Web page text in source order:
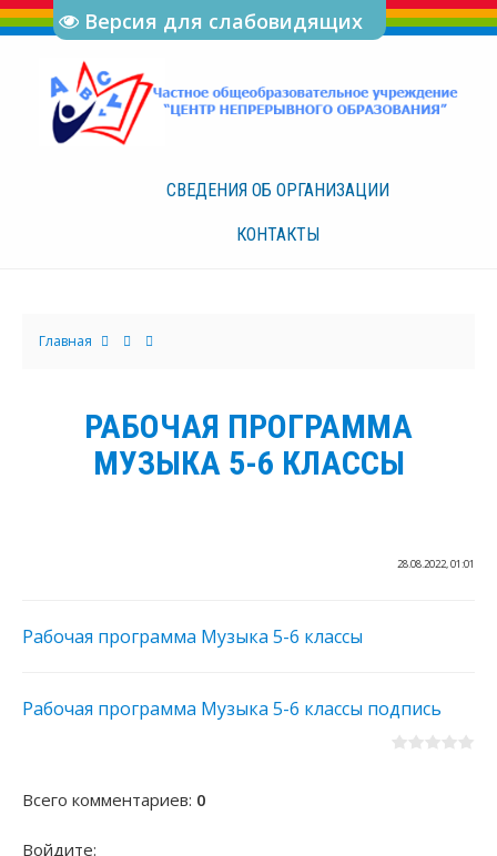
Версия для слабовидящих
СВЕДЕНИЯ ОБ ОРГАНИЗАЦИИ
КОНТАКТЫ
Главная
РАБОЧАЯ ПРОГРАММА
МУЗЫКА 5-6 КЛАССЫ
28.08.2022, 01:01
Рабочая программа Музыка 5-6 классы
Рабочая программа Музыка 5-6 классы подпись
Всего комментариев: 0
Войдите: